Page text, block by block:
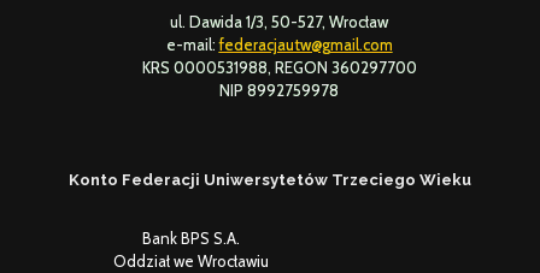
ul. Dawida 1/3, 50-527, Wrocław
e-mail:federacjautw@gmail.com
KRS 0000531988, REGON 360297700
NIP 8992759978
Konto Federacji Uniwersytetów Trzeciego Wieku
Bank BPS S.A.
Oddział we Wrocławiu